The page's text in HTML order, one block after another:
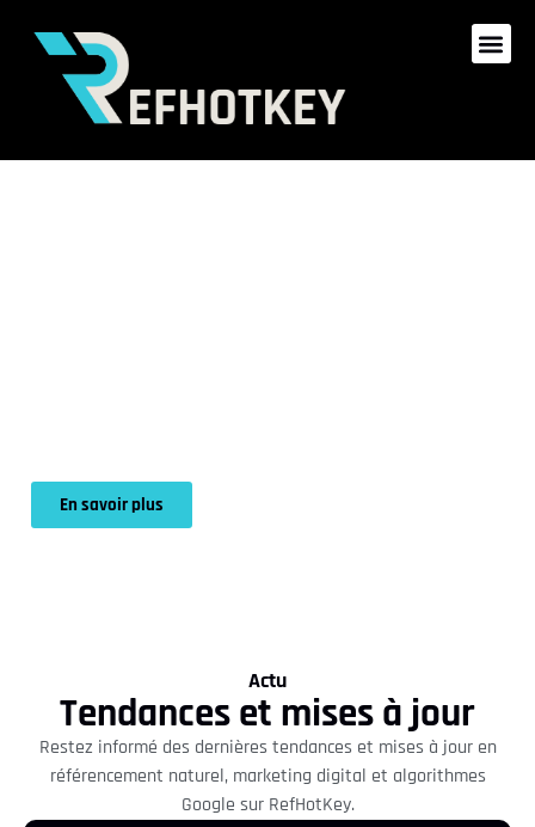
En savoir plus
Actu
Tendances et mises à jour
Restez informé des dernières tendances et mises à jour en
référencement naturel, marketing digital et algorithmes
Google sur RefHotKey.